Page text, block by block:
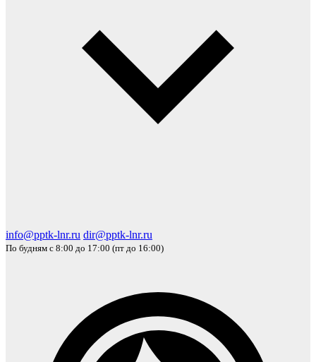
info@pptk-lnr.ru dir@pptk-lnr.ru
По будням с 8:00 до 17:00 (пт до 16:00)